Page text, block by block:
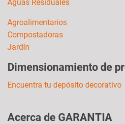
Aguas Residuales
Agroalimentarios
Compostadoras
Jardín
Dimensionamiento de
Encuentra tu depósito decorativo
Acerca de GARANTIA